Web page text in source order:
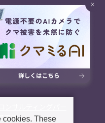
ディングスの一員です
です。
×
cookies. These